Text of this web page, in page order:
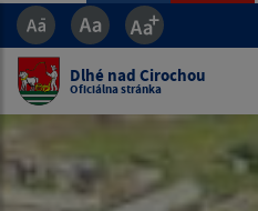
Dlhé nad Cirochou
Oficiálna stránka